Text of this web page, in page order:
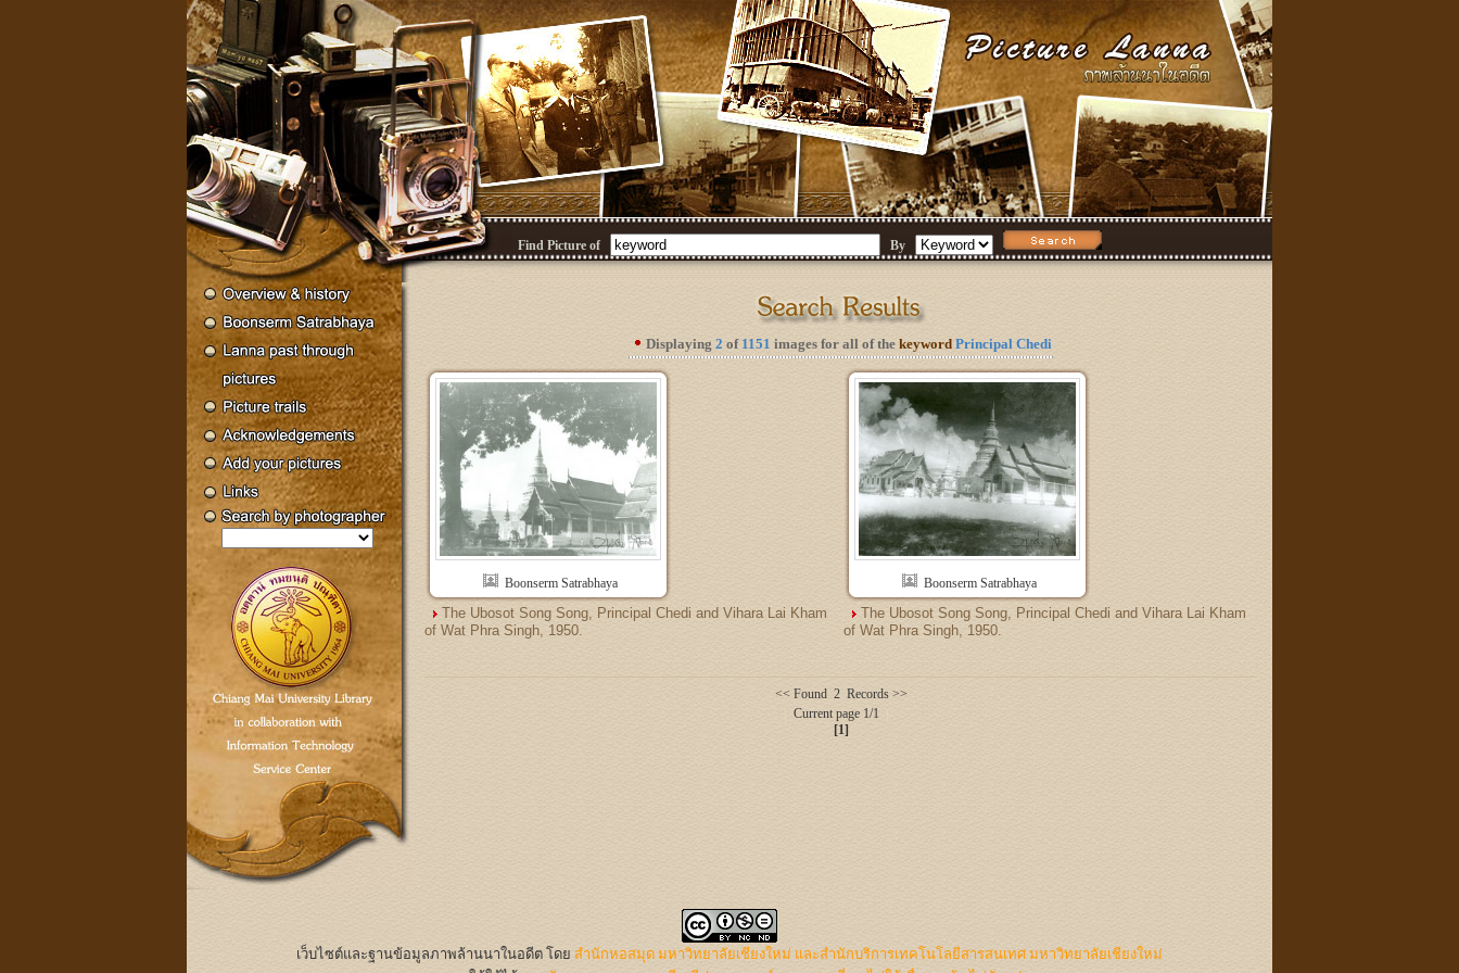
Find Picture of By
Displaying 2 of 1151 images for all of the keyword Principal Chedi
Boonserm Satrabhaya
The Ubosot Song Song, Principal Chedi and Vihara Lai Kham
of Wat Phra Singh, 1950.
Boonserm Satrabhaya
The Ubosot Song Song, Principal Chedi and Vihara Lai Kham
of Wat Phra Singh, 1950.
<< Found 2 Records >>
Current page 1/1
[1]
เว็บไซต์และฐานข้อมูลภาพล้านนาในอดีต โดย สำนักหอสมุด มหาวิทยาลัยเชียงใหม่ และสำนักบริการเทคโนโลยีสารสนเทศ มหาวิทยาลัยเชียงใหม่